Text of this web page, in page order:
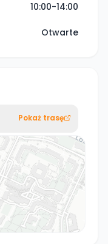
10:00-14:00
Otwarte
Pokaż trasę